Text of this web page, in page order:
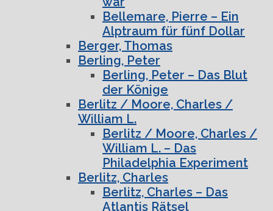
Bellemare, Pierre – Ein
Alptraum für fünf Dollar
Berger, Thomas
Berling, Peter
Berling, Peter – Das Blut
der Könige
Berlitz / Moore, Charles /
William L.
Berlitz / Moore, Charles /
William L. – Das
Philadelphia Experiment
Berlitz, Charles
Berlitz, Charles – Das
Atlantis Rätsel